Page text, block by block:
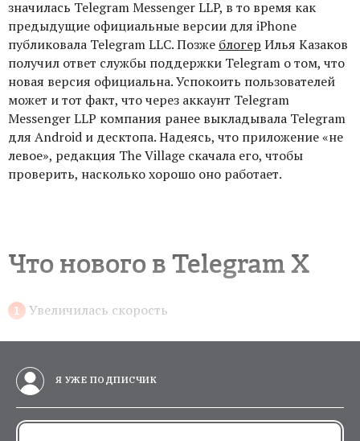
значилась Telegram Messenger LLP, в то время как
предыдущие официальные версии для iPhone
публиковала Telegram LLC. Позже блогер Илья Казаков
получил ответ службы поддержки Telegram о том, что
новая версия официальна. Успокоить пользователей
может и тот факт, что через аккаунт Telegram
Messenger LLP компания ранее выкладывала Telegram
для Android и десктопа. Надеясь, что приложение «не
левое», редакция The Village скачала его, чтобы
проверить, насколько хорошо оно работает.
Что нового в Telegram X
Увеличилась скорость
Я УЖЕ ПОДПИСЧИК